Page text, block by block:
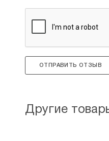
ОТПРАВИТЬ ОТЗЫВ
Другие